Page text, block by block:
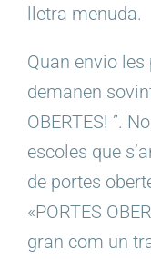
lletra menuda.
Quan envio
demanen
OBERTES! ”.
escoles que
de portes
«PORTES
gran com un